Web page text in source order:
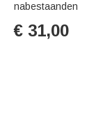
nabestaanden
€ 31,00